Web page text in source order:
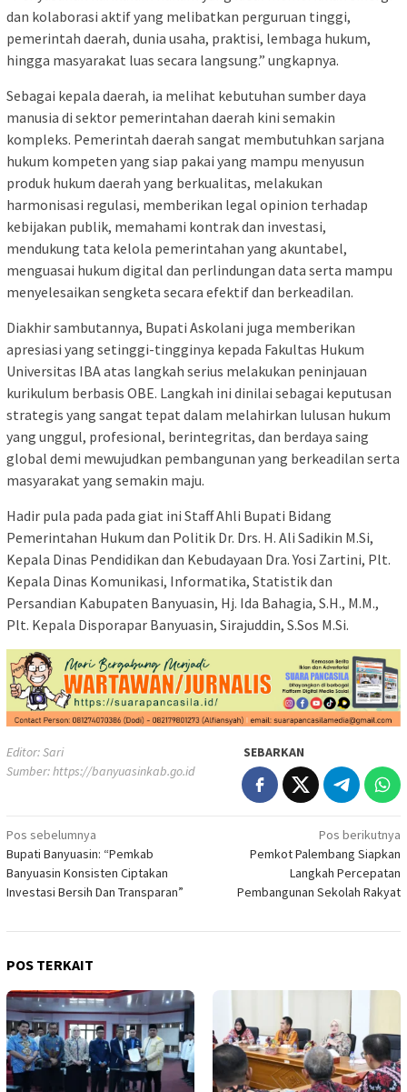
dan kolaborasi aktif yang melibatkan perguruan tinggi,
pemerintah daerah, dunia usaha, praktisi, lembaga hukum,
hingga masyarakat luas secara langsung.” ungkapnya.
Sebagai kepala daerah, ia melihat kebutuhan sumber daya
manusia di sektor pemerintahan daerah kini semakin
kompleks. Pemerintah daerah sangat membutuhkan sarjana
hukum kompeten yang siap pakai yang mampu menyusun
produk hukum daerah yang berkualitas, melakukan
harmonisasi regulasi, memberikan legal opinion terhadap
kebijakan publik, memahami kontrak dan investasi,
mendukung tata kelola pemerintahan yang akuntabel,
menguasai hukum digital dan perlindungan data serta mampu
menyelesaikan sengketa secara efektif dan berkeadilan.
Diakhir sambutannya, Bupati Askolani juga memberikan
apresiasi yang setinggi-tingginya kepada Fakultas Hukum
Universitas IBA atas langkah serius melakukan peninjauan
kurikulum berbasis OBE. Langkah ini dinilai sebagai keputusan
strategis yang sangat tepat dalam melahirkan lulusan hukum
yang unggul, profesional, berintegritas, dan berdaya saing
global demi mewujudkan pembangunan yang berkeadilan serta
masyarakat yang semakin maju.
Hadir pula pada pada giat ini Staff Ahli Bupati Bidang
Pemerintahan Hukum dan Politik Dr. Drs. H. Ali Sadikin M.Si,
Kepala Dinas Pendidikan dan Kebudayaan Dra. Yosi Zartini, Plt.
Kepala Dinas Komunikasi, Informatika, Statistik dan
Persandian Kabupaten Banyuasin, Hj. Ida Bahagia, S.H., M.M.,
Plt. Kepala Disporapar Banyuasin, Sirajuddin, S.Sos M.Si.
Editor: Sari
Sumber:https://banyuasinkab.go.id
SEBARKAN
Navigasi
pos
Pos sebelumnya
Bupati Banyuasin: “Pemkab
Banyuasin Konsisten Ciptakan
Investasi Bersih Dan Transparan”
Pos berikutnya
Pemkot Palembang Siapkan
Langkah Percepatan
Pembangunan Sekolah Rakyat
POS TERKAIT